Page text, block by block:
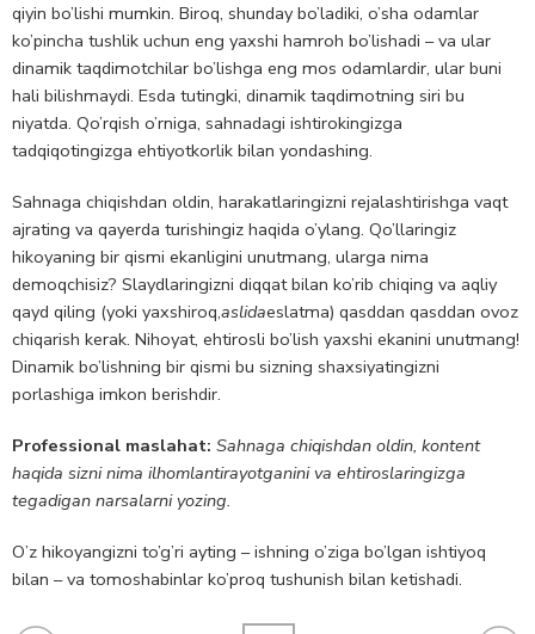
qiyin bo’lishi mumkin. Biroq, shunday bo’ladiki, o’sha odamlar
ko’pincha tushlik uchun eng yaxshi hamroh bo’lishadi – va ular
dinamik taqdimotchilar bo’lishga eng mos odamlardir, ular buni
hali bilishmaydi. Esda tutingki, dinamik taqdimotning siri bu
niyatda. Qo’rqish o’rniga, sahnadagi ishtirokingizga
tadqiqotingizga ehtiyotkorlik bilan yondashing.
Sahnaga chiqishdan oldin, harakatlaringizni rejalashtirishga vaqt
ajrating va qayerda turishingiz haqida o’ylang. Qo’llaringiz
hikoyaning bir qismi ekanligini unutmang, ularga nima
demoqchisiz? Slaydlaringizni diqqat bilan ko’rib chiqing va aqliy
qayd qiling (yoki yaxshiroq,aslidaeslatma) qasddan qasddan ovoz
chiqarish kerak. Nihoyat, ehtirosli bo’lish yaxshi ekanini unutmang!
Dinamik bo’lishning bir qismi bu sizning shaxsiyatingizni
porlashiga imkon berishdir.
Professional maslahat: Sahnaga chiqishdan oldin, kontent
haqida sizni nima ilhomlantirayotganini va ehtiroslaringizga
tegadigan narsalarni yozing.
O’z hikoyangizni to’g’ri ayting – ishning o’ziga bo’lgan ishtiyoq
bilan – va tomoshabinlar ko’proq tushunish bilan ketishadi.